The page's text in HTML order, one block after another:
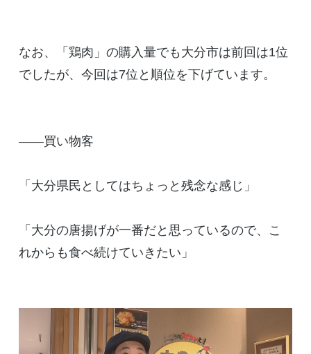
なお、「鶏肉」の購入量でも大分市は前回は1位
でしたが、今回は7位と順位を下げています。
――買い物客
「大分県民としてはちょっと残念な感じ」
「大分の唐揚げが一番だと思っているので、こ
れからも食べ続けていきたい」